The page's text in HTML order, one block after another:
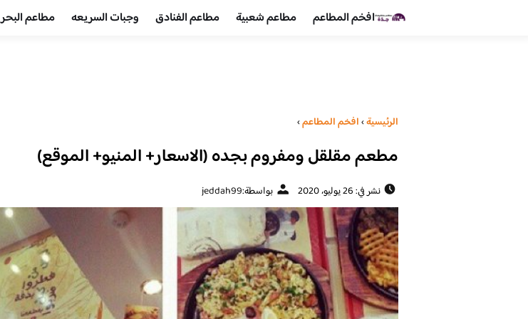
افخم المطاعم مطاعم شعبية مطاعم الفنادق وجبات السريعه مطاعم البحر
الرئيسية›افخم المطاعم›
مطعم مقلقل ومفروم بجده (الاسعار+ المنيو+ الموقع)
نشر في: 26 يوليو، 2020 بواسطة:jeddah99